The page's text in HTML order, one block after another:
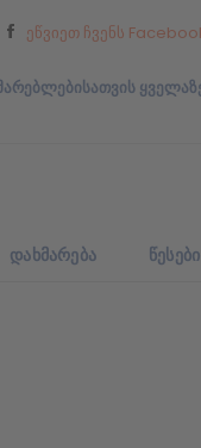
ეწვიეთ ჩვენს
ᲓᲐᲮᲛᲐᲠᲔᲑᲐ ᲬᲔᲡᲔᲑᲘ